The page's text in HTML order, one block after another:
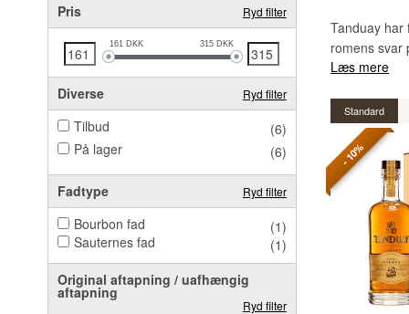
Pris Ryd filter
161 DKK 315 DKK
Diverse Ryd filter
Tilbud
(6)
På lager
(6)
Fadtype Ryd filter
Bourbon fad
(1)
Sauternes fad
(1)
Original aftapning / uafhængig
aftapning
Ryd filter
Tanduay
romens svar
Læs mere
Standard
- 10%